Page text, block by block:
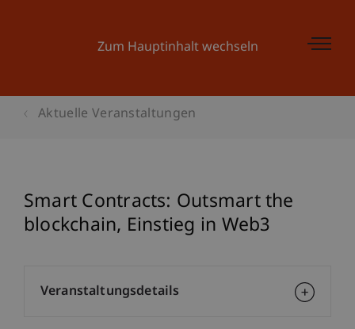
Zum Hauptinhalt wechseln
Aktuelle Veranstaltungen
Smart Contracts: Outsmart the
blockchain, Einstieg in Web3
Veranstaltungsdetails